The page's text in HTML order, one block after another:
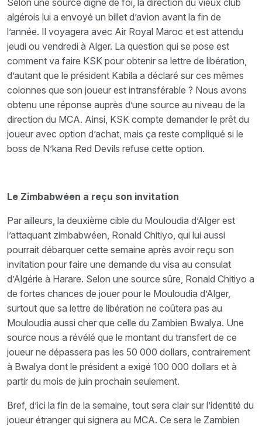
Selon une source digne de foi, la direction du vieux club
algérois lui a envoyé un billet d’avion avant la fin de
l’année. Il voyagera avec Air Royal Maroc et est attendu
jeudi ou vendredi à Alger. La question qui se pose est
comment va faire KSK pour obtenir sa lettre de libération,
d’autant que le président Kabila a déclaré sur ces mêmes
colonnes que son joueur est intransférable ? Nous avons
obtenu une réponse auprès d’une source au niveau de la
direction du MCA. Ainsi, KSK compte demander le prêt du
joueur avec option d’achat, mais ça reste compliqué si le
boss de N’kana Red Devils refuse cette option.
Le Zimbabwéen a reçu son invitation
Par ailleurs, la deuxième cible du Mouloudia d’Alger est
l’attaquant zimbabwéen, Ronald Chitiyo, qui lui aussi
pourrait débarquer cette semaine après avoir reçu son
invitation pour faire une demande du visa au consulat
d’Algérie à Harare. Selon une source sûre, Ronald Chitiyo a
de fortes chances de jouer pour le Mouloudia d’Alger,
surtout que sa lettre de libération ne coûtera pas au
Mouloudia aussi cher que celle du Zambien Bwalya. Une
source nous a révélé que le montant du transfert de ce
joueur ne dépassera pas les 50 000 dollars, contrairement
à Bwalya dont le président a exigé 100 000 dollars et à
partir du mois de juin prochain seulement.
Bref, d’ici la fin de la semaine, tout sera clair sur l’identité du
joueur étranger qui signera au MCA. Ce sera le Zambien